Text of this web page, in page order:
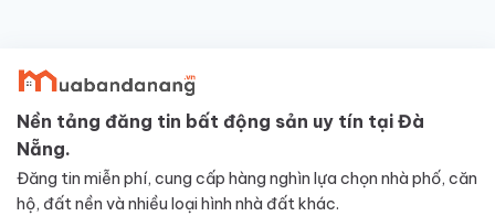
Nền tảng đăng tin bất động sản uy tín tại Đà
Nẵng.
Đăng tin miễn phí, cung cấp hàng nghìn lựa chọn nhà phố, căn
hộ, đất nền và nhiều loại hình nhà đất khác.